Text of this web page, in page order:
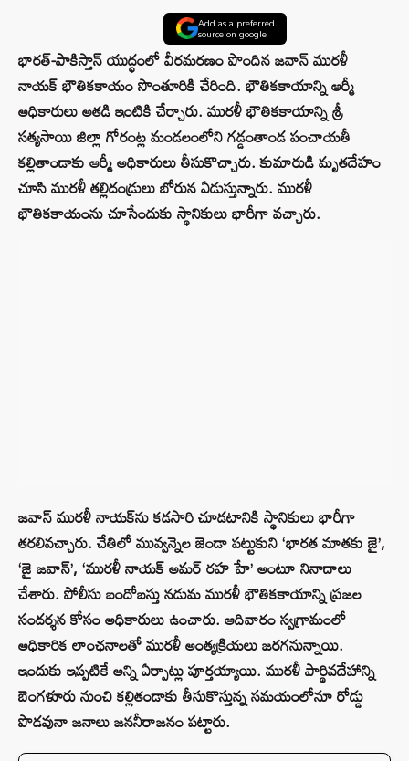
Add as a preferred
source on google
భారత్-పాకిస్తాన్ యుద్ధంలో వీరమరణం పొందిన జవాన్ మురళీ
నాయక్ భౌతికకాయం సొంతూరికి చేరింది. భౌతికకాయాన్ని ఆర్మీ
అధికారులు అతడి ఇంటికి చేర్చారు. మురళీ భౌతికకాయాన్ని శ్రీ
సత్యసాయి జిల్లా గోరంట్ల మండలంలోని గడ్డంతాండ పంచాయతీ
కల్లితాండాకు ఆర్మీ అధికారులు తీసుకొచ్చారు. కుమారుడి మృతదేహం
చూసి మురళీ తల్లిదండ్రులు బోరున ఏడుస్తున్నారు. మురళీ
భౌతికకాయంను చూసేందుకు స్థానికులు భారీగా వచ్చారు.
జవాన్ మురళీ నాయక్‌ను కడసారి చూడటానికి స్థానికులు భారీగా
తరలివచ్చారు. చేతిలో మువ్వన్నెల జెండా పట్టుకుని ‘భారత మాతకు జై’,
‘జై జవాన్’, ‘మురళీ నాయక్ అమర్ రహ హే’ అంటూ నినాదాలు
చేశారు. పోలీసు బందోబస్తు నడుమ మురళీ భౌతికకాయాన్ని ప్రజల
సందర్శన కోసం అధికారులు ఉంచారు. ఆదివారం స్వగ్రామంలో
అధికారిక లాంఛనాలతో మురళీ అంత్యక్రియలు జరగనున్నాయి.
ఇందుకు ఇప్పటికే అన్ని ఏర్పాట్లు పూర్తయ్యాయి. మురళీ పార్థివదేహాన్ని
బెంగళూరు నుంచి కల్లితండాకు తీసుకొస్తున్న సమయంలోనూ రోడ్డు
పొడవునా జనాలు జననీరాజనం పట్టారు.